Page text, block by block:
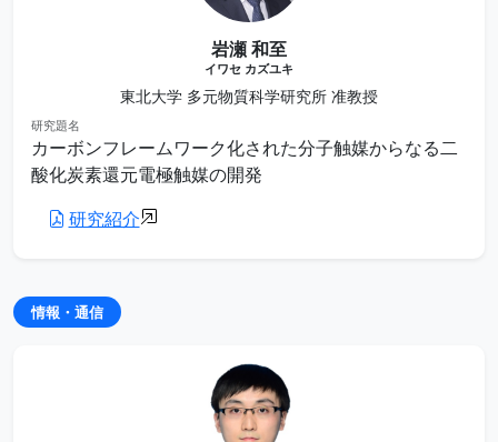
岩瀬 和至
イワセ カズユキ
東北大学 多元物質科学研究所 准教授
研究題名
カーボンフレームワーク化された分子触媒からなる二
酸化炭素還元電極触媒の開発
研究紹介
情報・通信